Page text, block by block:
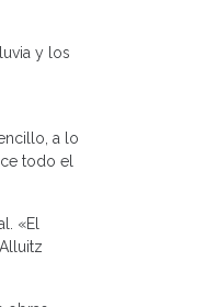
y los
a lo
todo el
«El